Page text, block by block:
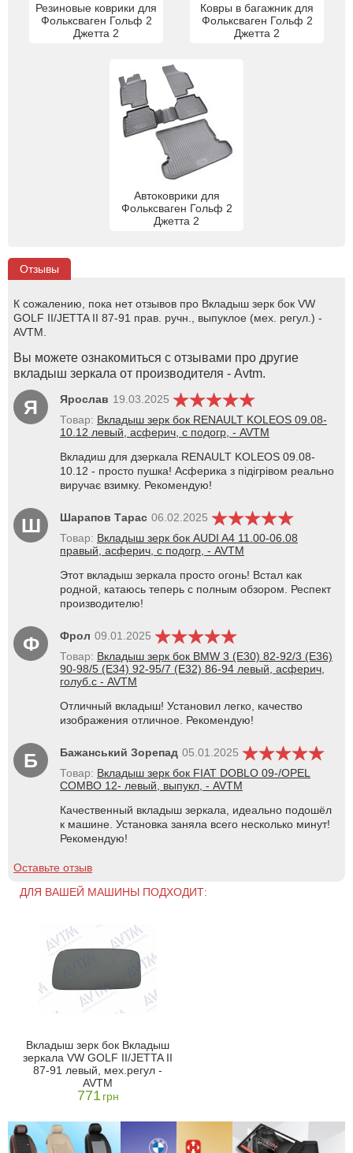
Резиновые коврики для
Фольксваген Гольф 2
Джетта 2
Ковры в багажник для
Фольксваген Гольф 2
Джетта 2
Автоковрики для
Фольксваген Гольф 2
Джетта 2
Отзывы
К сожалению, пока нет отзывов про Вкладыш зерк бок VW
GOLF II/JETTA II 87-91 прав. ручн., выпуклое (мех. регул.) -
AVTM.
Вы можете ознакомиться с отзывами про другие
вкладыш зеркала от производителя - Avtm.
Я Ярослав 19.03.2025
Товар: Вкладыш зерк бок RENAULT KOLEOS 09.08-
10.12 левый, асферич, с подогр, - AVTM
Вкладиш для дзеркала RENAULT KOLEOS 09.08-
10.12 - просто пушка! Асферика з підігрівом реально
виручає взимку. Рекомендую!
Ш Шарапов Тарас 06.02.2025
Товар: Вкладыш зерк бок AUDI A4 11.00-06.08
правый, асферич, с подогр, - AVTM
Этот вкладыш зеркала просто огонь! Встал как
родной, катаюсь теперь с полным обзором. Респект
производителю!
Ф Фрол 09.01.2025
Товар: Вкладыш зерк бок BMW 3 (E30) 82-92/3 (E36)
90-98/5 (E34) 92-95/7 (E32) 86-94 левый, асферич,
голуб.с - AVTM
Отличный вкладыш! Установил легко, качество
изображения отличное. Рекомендую!
Б Бажанський Зорепад 05.01.2025
Товар: Вкладыш зерк бок FIAT DOBLO 09-/OPEL
COMBO 12- левый, выпукл, - AVTM
Качественный вкладыш зеркала, идеально подошёл
к машине. Установка заняла всего несколько минут!
Рекомендую!
Оставьте отзыв
ДЛЯ ВАШЕЙ МАШИНЫ ПОДХОДИТ:
Вкладыш зерк бок Вкладыш
зеркала VW GOLF II/JETTA II
87-91 левый, мех.регул -
AVTM
771 грн